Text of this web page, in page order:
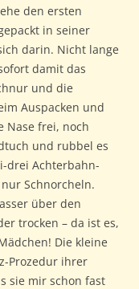
den ersten
in seiner
darin. Nicht lange
damit das
und die
Auspacken und
Nase frei, noch
und rubbel es
drei Achterbahn-
Schnorcheln.
über den
trocken – da ist es,
Die kleine
Prozedur ihrer
sie mir schon fast